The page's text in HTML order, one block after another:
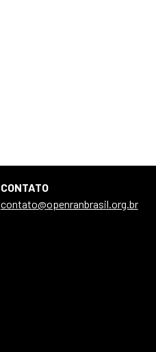
CONTATO
contato@openranbrasil.org.br